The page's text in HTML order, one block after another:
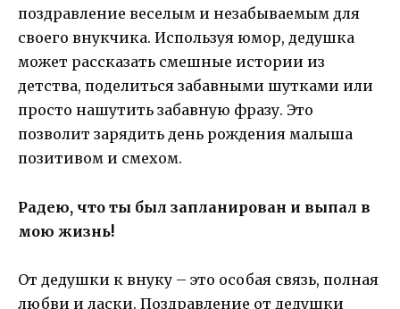
поздравление веселым и незабываемым для
своего внукчика. Используя юмор, дедушка
может рассказать смешные истории из
детства, поделиться забавными шутками или
просто нашутить забавную фразу. Это
позволит зарядить день рождения малыша
позитивом и смехом.
Радею, что ты был запланирован и выпал в
мою жизнь!
От дедушки к внуку – это особая связь, полная
любви и ласки. Поздравление от дедушки